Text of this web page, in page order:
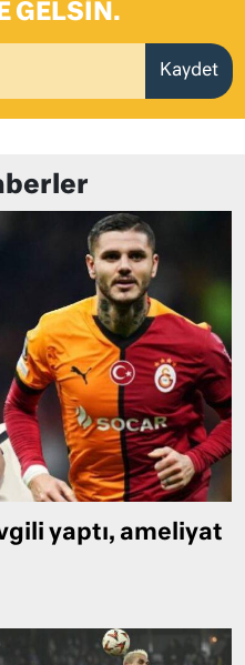
GELSIN.
Kaydet
yaptı, ameliyat